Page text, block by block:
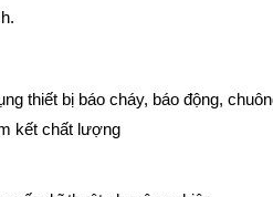
thiết bị báo cháy, báo động,
kết chất lượng